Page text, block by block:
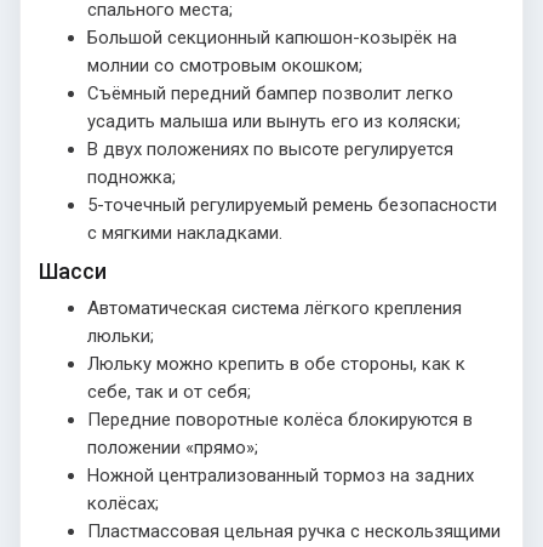
спального места;
Большой секционный капюшон-козырёк на
молнии со смотровым окошком;
Съёмный передний бампер позволит легко
усадить малыша или вынуть его из коляски;
В двух положениях по высоте регулируется
подножка;
5-точечный регулируемый ремень безопасности
с мягкими накладками.
Шасси
Автоматическая система лёгкого крепления
люльки;
Люльку можно крепить в обе стороны, как к
себе, так и от себя;
Передние поворотные колёса блокируются в
положении «прямо»;
Ножной централизованный тормоз на задних
колёсах;
Пластмассовая цельная ручка с нескользящими